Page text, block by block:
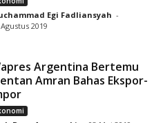
Egi Fadliansyah -
2019
Argentina Bertemu
Amran Bahas Ekspor-